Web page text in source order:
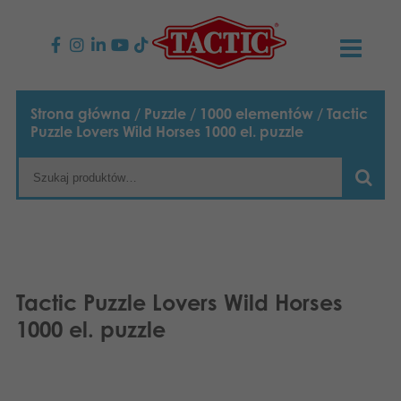
PRODUKTY
Gry dla dzieci
Gry rodzinne
Puzzle
TACTIC
Nasza historia
Strony internetowe
English
Strona główna / Puzzle / 1000 elementów / Tactic
Puzzle Lovers Wild Horses 1000 el. puzzle
Tactic Puzzle Lovers Wild Horses
1000 el. puzzle